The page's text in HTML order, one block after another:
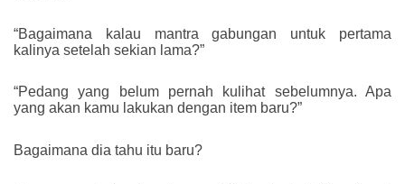
“Bagaimana kalau mantra gabungan untuk pertama
kalinya setelah sekian lama?”
“Pedang yang belum pernah kulihat sebelumnya. Apa
yang akan kamu lakukan dengan item baru?”
Bagaimana dia tahu itu baru?